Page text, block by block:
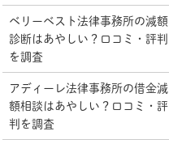
ベリーベスト法律事務所の減額
診断はあやしい？口コミ・評判
を調査
アディーレ法律事務所の借金減
額相談はあやしい？口コミ・評
判を調査